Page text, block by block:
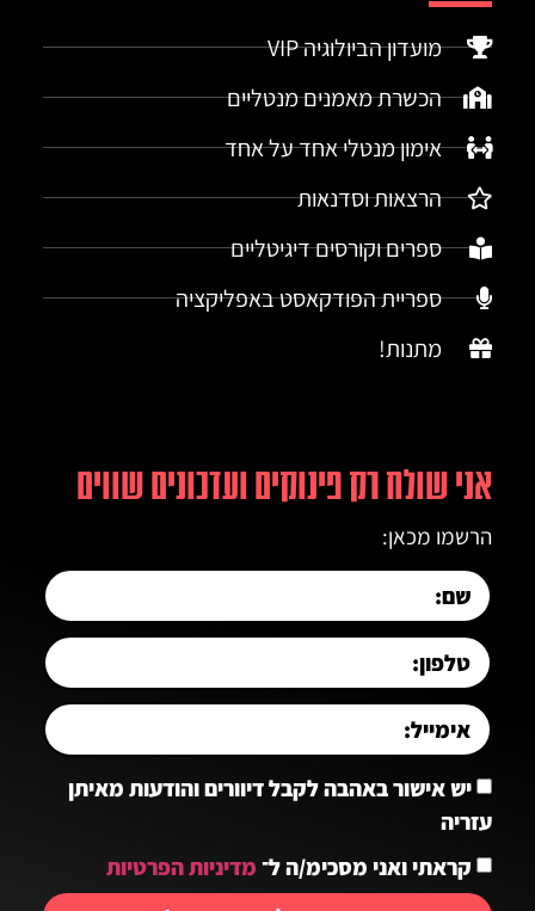
מועדון הביולוגיה VIP
הכשרת מאמנים מנטליים
אימון מנטלי אחד על אחד
הרצאות וסדנאות
ספרים וקורסים דיגיטליים
ספריית הפודקאסט באפליקציה
מתנות!
אני שולח רק פינוקים ועדכונים שווים
הרשמו מכאן:
יש אישור באהבה לקבל דיוורים והודעות מאיתן
עזריה
קראתי ואני מסכימ/ה ל־ מדיניות הפרטיות